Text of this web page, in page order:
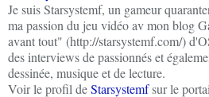
Je suis Starsystemf, un gameur
ma passion du jeu vidéo av mon blog
avant tout" (http://starsystemf.com/)
des interviews de passionnés et
dessinée, musique et de lecture.
Voir le profil deStarsystemfsur le